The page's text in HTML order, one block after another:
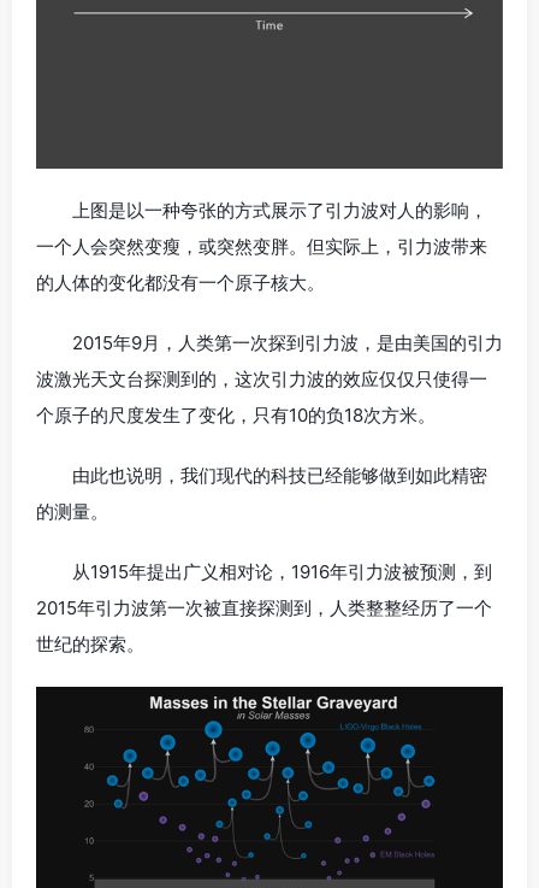
上图是以一种夸张的方式展示了引力波对人的影响，
一个人会突然变瘦，或突然变胖。但实际上，引力波带来
的人体的变化都没有一个原子核大。
2015年9月，人类第一次探到引力波，是由美国的引力
波激光天文台探测到的，这次引力波的效应仅仅只使得一
个原子的尺度发生了变化，只有10的负18次方米。
由此也说明，我们现代的科技已经能够做到如此精密
的测量。
从1915年提出广义相对论，1916年引力波被预测，到
2015年引力波第一次被直接探测到，人类整整经历了一个
世纪的探索。